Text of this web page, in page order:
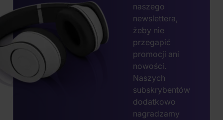
naszego
newslettera,
żeby nie
przegapić
promocji ani
nowości.
Naszych
subskrybentów
dodatkowo
nagradzamy